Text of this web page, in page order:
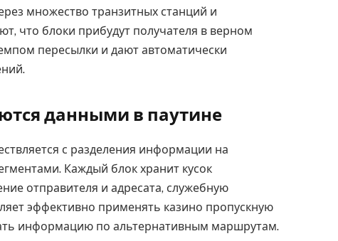
множество транзитных станций и
что блоки прибудут получателя в верном
пересылки и дают автоматически
данными в паутине
с разделения информации на
Каждый блок хранит кусок
отправителя и адресата, служебную
эффективно применять казино пропускную
информацию по альтернативным маршрутам.